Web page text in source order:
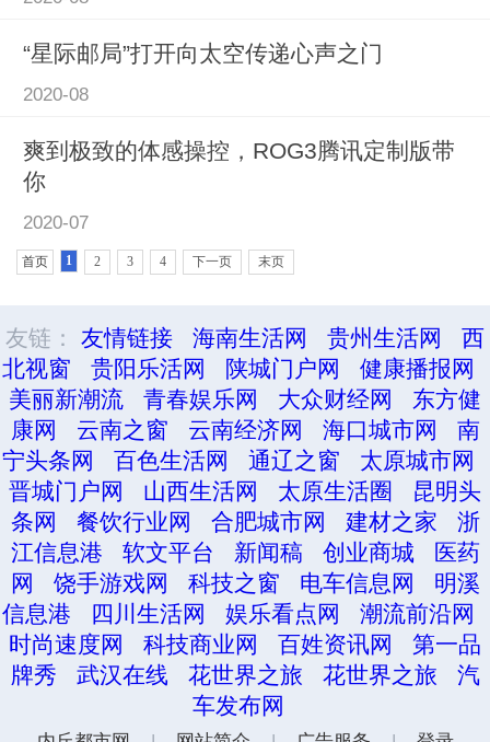
“星际邮局”打开向太空传递心声之门
2020-08
爽到极致的体感操控，ROG3腾讯定制版带
你
2020-07
首页 1 2 3 4 下一页 末页
友链： 友情链接 海南生活网 贵州生活网
西
北视窗
贵阳乐活网 陕城门户网
健康播报网
美丽新潮流
青春娱乐网 大众财经网
东方健
康网
云南之窗 云南经济网 海口城市网
南
宁头条网
百色生活网 通辽之窗
太原城市网
晋城门户网
山西生活网 太原生活圈
昆明头
条网
餐饮行业网 合肥城市网 建材之家
浙
江信息港
软文平台 新闻稿 创业商城
医药
网
饶手游戏网 科技之窗 电车信息网
明溪
信息港
四川生活网 娱乐看点网
潮流前沿网
时尚速度网
科技商业网 百姓资讯网
第一品
牌秀
武汉在线 花世界之旅 花世界之旅
汽
车发布网